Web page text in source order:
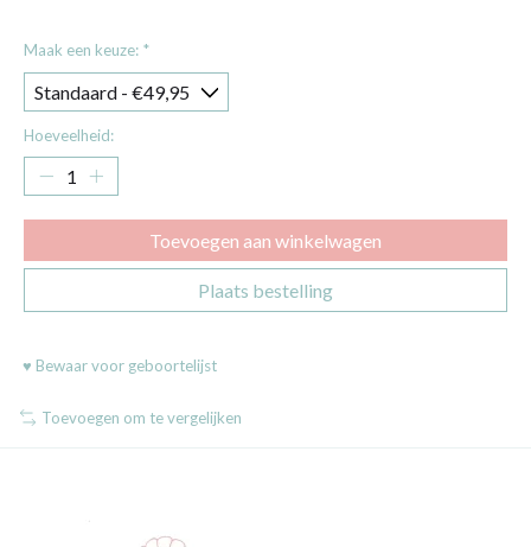
Maak een keuze: *
Hoeveelheid:
Toevoegen aan winkelwagen
Plaats bestelling
♥ Bewaar voor geboortelijst
Toevoegen om te vergelijken